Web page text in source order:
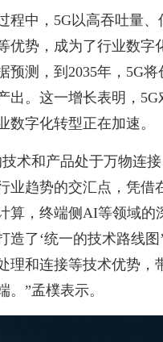
程中，5G以高吞吐量
优势，成为了行业数字
预测，到2035年，5G将
出。这一增长表明，
数字化转型正在加速。
技术和产品处于万物连
业趋势的交汇点，凭借
算，终端侧AI等领域的
造了‘统一的技术路线
理和连接等技术优势，
。”孟樸表示。